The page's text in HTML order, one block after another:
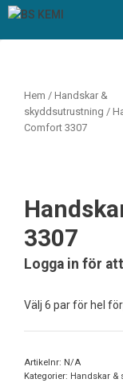
Hoppa
innehåll
Hem / Handskar &
skyddsutrustning /
Comfort 3307
3307
Logga in för
Välj 6 par för hel
Artikelnr: N/A
Kategorier: Handskar &